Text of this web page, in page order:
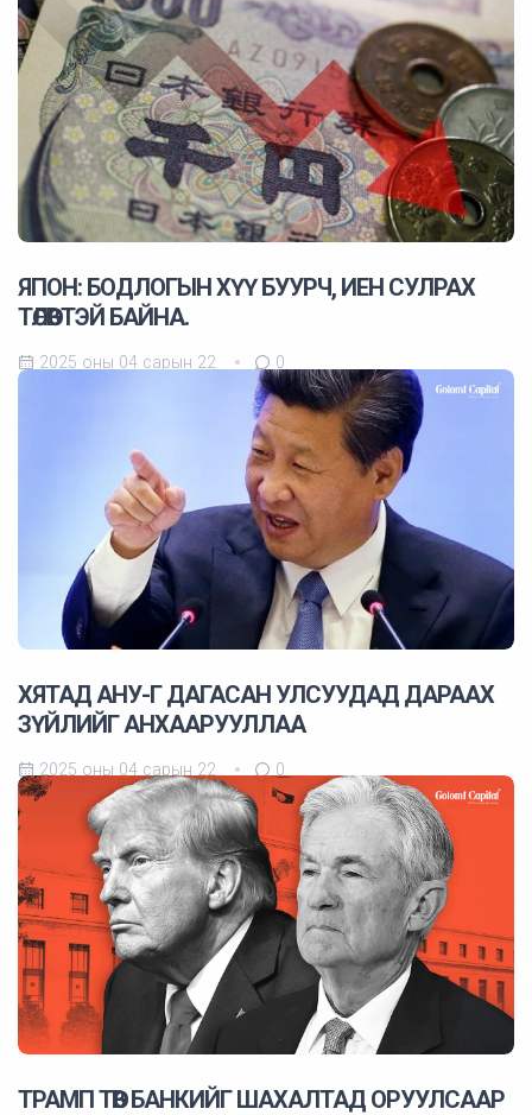
ЯПОН: БОДЛОГЫН ХҮҮ БУУРЧ, ИЕН СУЛРАХ
ТӨЛӨВТЭЙ БАЙНА.
2025 оны 04 сарын 22 0
ХЯТАД АНУ-Г ДАГАСАН УЛСУУДАД ДАРААХ
ЗҮЙЛИЙГ АНХААРУУЛЛАА
2025 оны 04 сарын 22 0
ТРАМП ТӨВ БАНКИЙГ ШАХАЛТАД ОРУУЛСААР